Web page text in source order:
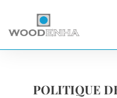
POLITIQUE